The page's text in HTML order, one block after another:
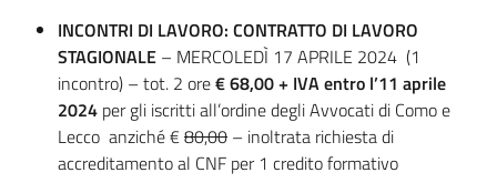
INCONTRI DI LAVORO: CONTRATTO DI LAVORO
STAGIONALE – MERCOLEDÌ 17 APRILE 2024 (1
incontro) – tot. 2 ore€ 68,00 + IVA entro l’11 aprile
2024 per gli iscritti all’ordine degli Avvocati di Como e
Lecco anziché €80,00 – inoltrata richiesta di
accreditamento al CNF per 1 credito formativo